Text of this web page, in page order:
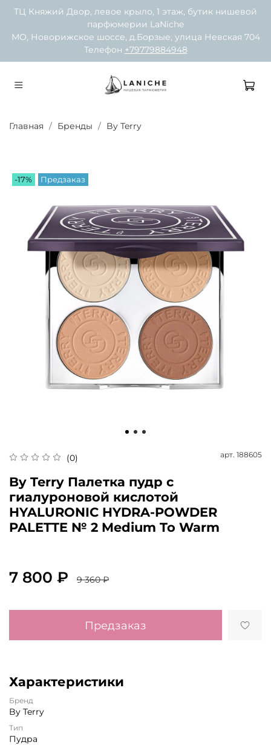
ТЦ Княжий Двор, левое крыло, 1 этаж, бутик нишевой
парфюмерии LaNiche
МО, Новорижское шоссе, д.Борзые, улица Невская 704
Телефон +79779884948
Главная Бренды By Terry
-17% Предзаказ
(0) арт. 188605
By Terry Палетка пудр с
гиалуроновой кислотой
HYALURONIC HYDRA-POWDER
PALETTE № 2 Medium To Warm
7 800 ₽ 9 360 ₽
Предзаказ
Характеристики
Бренд
By Terry
Тип
Пудра